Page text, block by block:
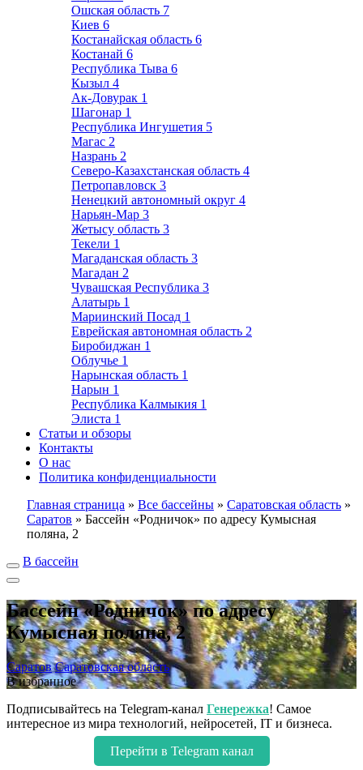
Ошская область 7
Киев 6
Костанайская область 6
Костанай 6
Республика Тыва 6
Кызыл 4
Ак-Довурак 1
Шагонар 1
Республика Ингушетия 5
Магас 2
Назрань 2
Северо-Казахстанская область 4
Петропавловск 3
Ненецкий автономный округ 4
Нарьян-Мар 3
Жетысу область 3
Текели 1
Магаданская область 3
Магадан 2
Чувашская Республика 3
Алатырь 1
Мариинский Посад 1
Еврейская автономная область 2
Биробиджан 1
Облучье 1
Нарынская область 1
Нарын 1
Республика Калмыкия 1
Элиста 1
Статьи и обзоры
Контакты
О нас
Политика конфиденциальности
Главная страница » Все бассейны » Саратовская область »
Саратов » Бассейн «Родничок» по адресу Кумысная
поляна, 2
В бассейн
Бассейн «Родничок» по адресу
Кумысная поляна, 2
Саратов Саратовская область
В избранное
Подписывайтесь на Telegram-канал Генережка! Самое
интересное из мира технологий, нейросетей, IT и бизнеса.
Перейти в Telegram канал